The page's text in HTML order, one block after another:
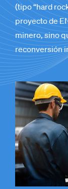
(tipo “hard
proyecto de
minero, sino
reconversión